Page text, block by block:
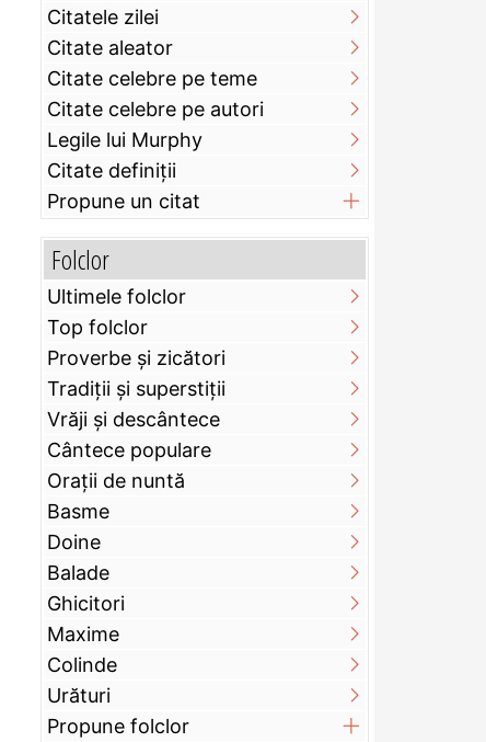
Citatele zilei
Citate aleator
Citate celebre pe teme
Citate celebre pe autori
Legile lui Murphy
Citate definiţii
Propune un citat
Folclor
Ultimele folclor
Top folclor
Proverbe și zicători
Tradiții și superstiții
Vrăji și descântece
Cântece populare
Orații de nuntă
Basme
Doine
Balade
Ghicitori
Maxime
Colinde
Urături
Propune folclor